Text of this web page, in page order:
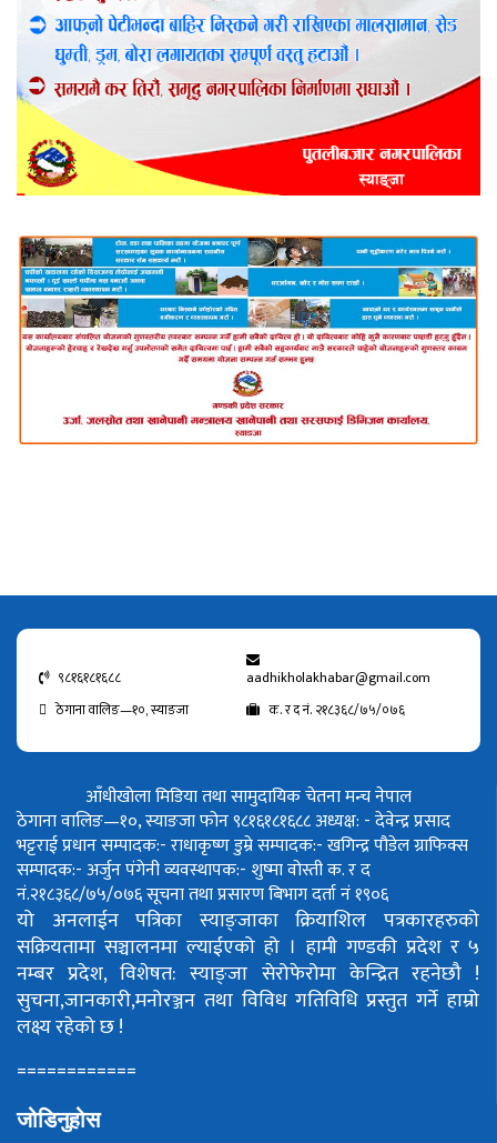
९८१६१८१६८८
aadhikholakhabar@gmail.com
ठेगाना वालिङ—१०, स्याङजा
क. र द नं. २१८३६८/७५/०७६
आँधीखोला मिडिया तथा सामुदायिक चेतना मन्च नेपाल
ठेगाना वालिङ—१०, स्याङजा फोन ९८१६१८१६८८अध्यक्ष: - देवेन्द्र प्रसाद
भट्टराईप्रधान सम्पादक:- राधाकृष्ण डुम्रेसम्पादक:- खगिन्द्र पौडेलग्राफिक्स
सम्पादक:- अर्जुन पंगेनीव्यवस्थापक:- शुष्मा वोस्तीक. र द
नं.२१८३६८/७५/०७६सूचना तथा प्रसारण बिभाग दर्ता नं १९०६
यो अनलाईन पत्रिका स्याङ्जाका क्रियाशिल पत्रकारहरुको
सक्रियतामा सञ्चालनमा ल्याईएको हो । हामी गण्डकी प्रदेश र ५
नम्बर प्रदेश, विशेषत: स्याङ्जा सेरोफेरोमा केन्द्रित रहनेछौ !
सुचना,जानकारी,मनोरञ्जन तथा विविध गतिविधि प्रस्तुत गर्ने हाम्रो
लक्ष्य रहेको छ !
============
जोडिनुहोस